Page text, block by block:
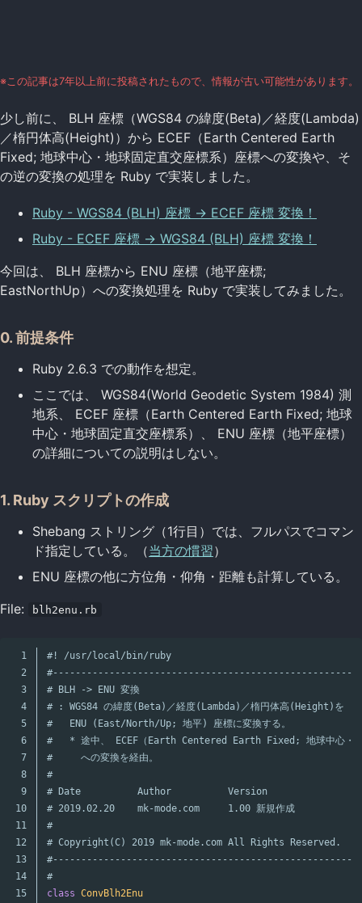
※この記事は7年以上前に投稿されたもので、情報が古い可能性があります。
少し前に、 BLH 座標（WGS84 の緯度(Beta)／経度(Lambda)
／楕円体高(Height)）から ECEF（Earth Centered Earth
Fixed; 地球中心・地球固定直交座標系）座標への変換や、そ
の逆の変換の処理を Ruby で実装しました。
Ruby - WGS84 (BLH) 座標 -> ECEF 座標 変換！
Ruby - ECEF 座標 -> WGS84 (BLH) 座標 変換！
今回は、 BLH 座標から ENU 座標（地平座標;
EastNorthUp）への変換処理を Ruby で実装してみました。
0. 前提条件
Ruby 2.6.3 での動作を想定。
ここでは、 WGS84(World Geodetic System 1984) 測
地系、 ECEF 座標（Earth Centered Earth Fixed; 地球
中心・地球固定直交座標系）、 ENU 座標（地平座標）
の詳細についての説明はしない。
1. Ruby スクリプトの作成
Shebang ストリング（1行目）では、フルパスでコマン
ド指定している。（当方の慣習）
ENU 座標の他に方位角・仰角・距離も計算している。
File:
blh2enu.rb
1
2
3
4
5
6
7
8
9
10
11
12
13
14
15
#! /usr/local/bin/ruby
# BLH -> ENU 変換
# : WGS84 の緯度(Beta)／経度(Lambda)／楕円体高(Height)を
#   ENU (East/North/Up; 地平) 座標に変換する。
#   * 途中、 ECEF（Earth Centered Earth Fixed; 地球中心・地
#     への変換を経由。
#
# Date          Author          Version
# 2019.02.20    mk-mode.com     1.00 新規作成
#
# Copyright(C) 2019 mk-mode.com All Rights Reserved.
#
class ConvBlh2Enu